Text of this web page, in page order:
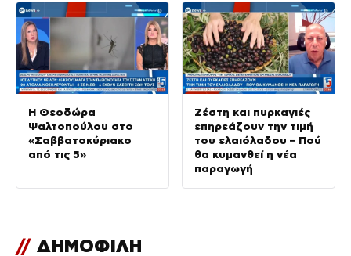
Η Θεοδώρα
Ψαλτοπούλου στο
«Σαββατοκύριακο
από τις 5»
Ζέστη και πυρκαγιές
επηρεάζουν την τιμή
του ελαιόλαδου – Πού
θα κυμανθεί η νέα
παραγωγή
// ΔΗΜΟΦΙΛΗ